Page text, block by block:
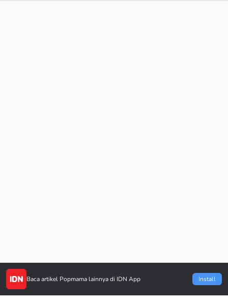
Baca artikel Popmama lainnya di IDN App Install